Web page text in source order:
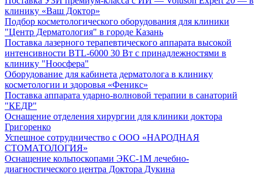
клинику «Ваш Доктор»
Подбор косметологического оборудования для клиники
"Центр Дерматология" в городе Казань
Поставка лазерного терапевтического аппарата высокой
интенсивности BTL-6000 30 Вт с принадлежностями в
клинику "Ноосфера"
Оборудование для кабинета дерматолога в клинику
косметологии и здоровья «Феникс»
Поставка аппарата ударно-волновой терапии в санаторий
"КЕДР"
Оснащение отделения хирургии для клиники доктора
Григоренко
Успешное сотрудничество с ООО «НАРОДНАЯ
СТОМАТОЛОГИЯ»
Оснащение кольпоскопами ЭКС-1М лечебно-
диагностического центра Доктора Дукина